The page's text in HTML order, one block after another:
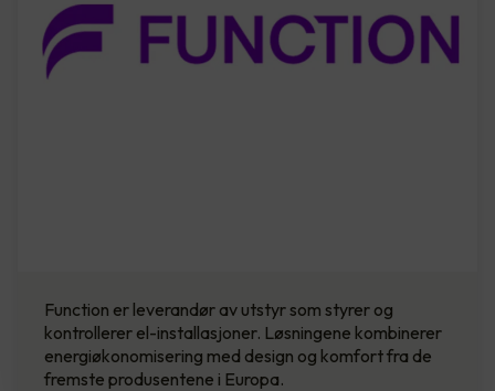
Function er leverandør av utstyr som styrer og
kontrollerer el-installasjoner. Løsningene kombinerer
energi­økonomisering med design og komfort fra de
fremste produsentene i Europa.